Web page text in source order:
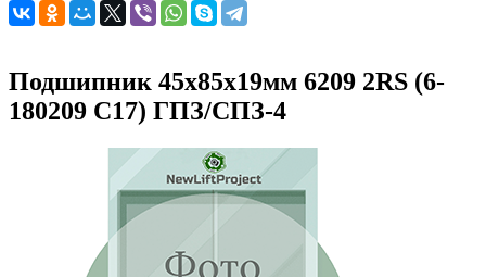
Подшипник 45х85х19мм 6209 2RS (6-
180209 С17) ГПЗ/СПЗ-4